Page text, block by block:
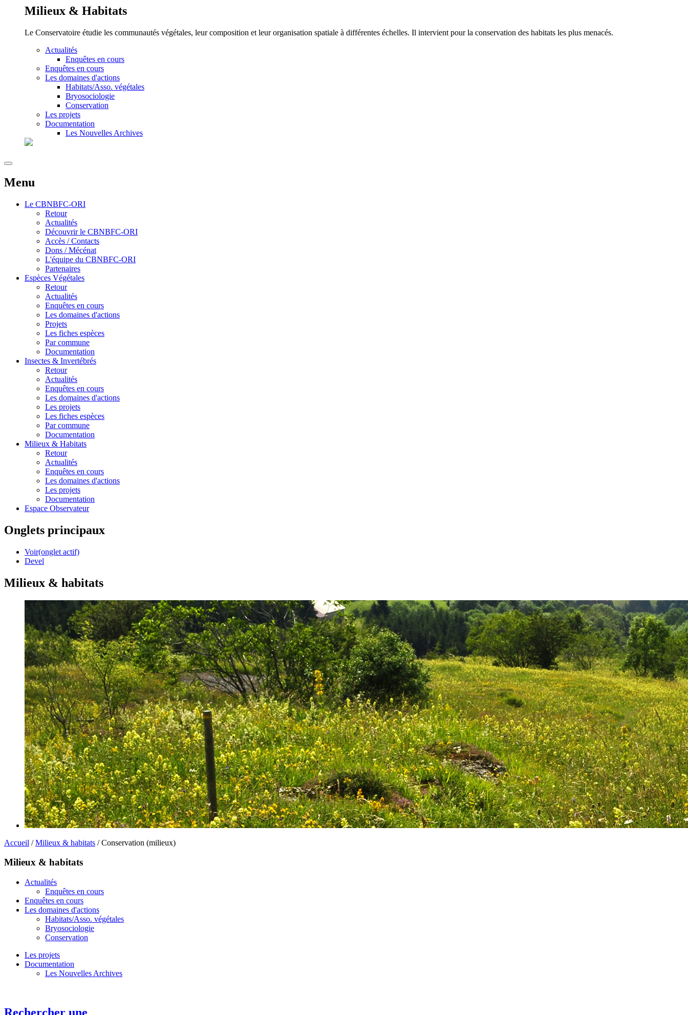
Milieux & Habitats
Le Conservatoire étudie les communautés végétales, leur composition et leur organisation spatiale à différentes échelles. Il intervient pour la conservation des habitats les plus menacés.
Actualités
Enquêtes en cours
Enquêtes en cours
Les domaines d'actions
Habitats/Asso. végétales
Bryosociologie
Conservation
Les projets
Documentation
Les Nouvelles Archives
Menu
Le CBNBFC-ORI
Retour
Actualités
Découvrir le CBNBFC-ORI
Accès / Contacts
Dons / Mécénat
L'équipe du CBNBFC-ORI
Partenaires
Espèces Végétales
Retour
Actualités
Enquêtes en cours
Les domaines d'actions
Projets
Les fiches espèces
Par commune
Documentation
Insectes & Invertébrés
Retour
Actualités
Enquêtes en cours
Les domaines d'actions
Les projets
Les fiches espèces
Par commune
Documentation
Milieux & Habitats
Retour
Actualités
Enquêtes en cours
Les domaines d'actions
Les projets
Documentation
Espace Observateur
Onglets principaux
Voir(onglet actif)
Devel
Milieux & habitats
Accueil /Milieux & habitats / Conservation (milieux)
Milieux & habitats
Actualités
Enquêtes en cours
Enquêtes en cours
Les domaines d'actions
Habitats/Asso. végétales
Bryosociologie
Conservation
Les projets
Documentation
Les Nouvelles Archives